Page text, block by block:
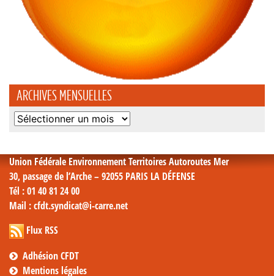
ARCHIVES MENSUELLES
Archives
Union Fédérale Environnement Territoires Autoroutes Mer
30, passage de l’Arche – 92055 PARIS LA DÉFENSE
Tél : 01 40 81 24 00
Mail : cfdt.syndicat@i-carre.net
Flux RSS
Adhésion CFDT
Mentions légales